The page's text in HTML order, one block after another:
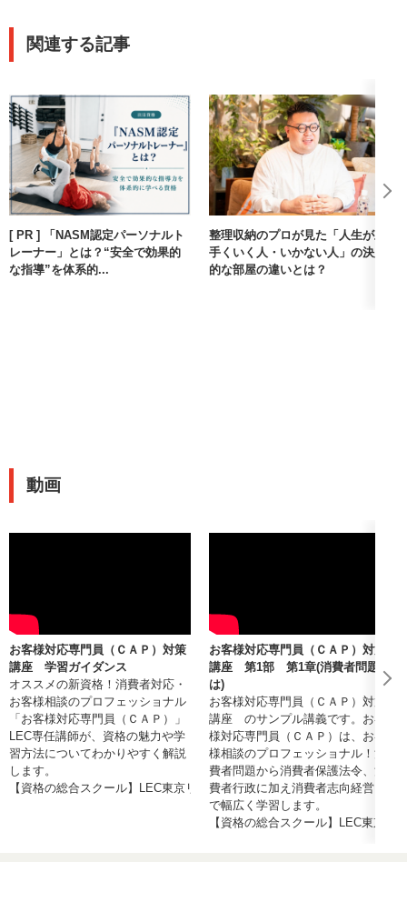
ストの理解が進みました。
習した知識は、仕事の自信に繋がるだけではなく、私生活にお
いても役立っています。テキストは今でも身近に置いて活用し
ています。
関連する記事
[ PR ] 「NASM認定パーソナルト
レーナー」とは？“安全で効果的
な指導”を体系的...
整理収納のプロが見た「人生が上
手くいく人・いかない人」の決定
的な部屋の違いとは？
動画
お客様対応専門員（ＣＡＰ）対策
講座 学習ガイダンス
オススメの新資格！消費者対応・
お客様相談のプロフェッショナル
「お客様対応専門員（ＣＡＰ）」
LEC専任講師が、資格の魅力や学
習方法についてわかりやすく解説
します。
【資格の総合スクール】LEC東京リーガルマインド
お客様対応専門員（ＣＡＰ）対策
講座 第1部 第1章(消費者問題と
は)
お客様対応専門員（ＣＡＰ）対策
講座 のサンプル講義です。お客
様対応専門員（ＣＡＰ）は、お客
様相談のプロフェッショナル！消
費者問題から消費者保護法令、消
費者行政に加え消費者志向経営ま
で幅広く学習します。
【資格の総合スクール】LEC東京リ